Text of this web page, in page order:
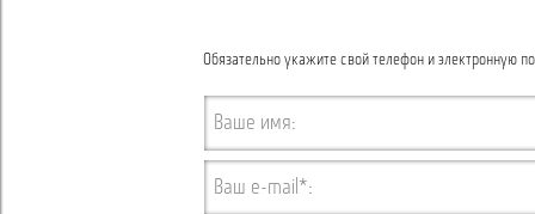
Обязательно укажите свой телефон и электронную